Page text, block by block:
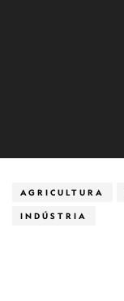
AGRICULTURA
INDÚSTRIA